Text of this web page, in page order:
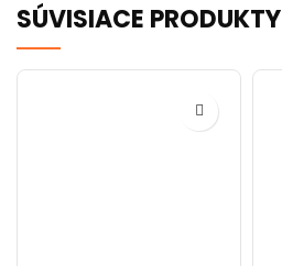
SÚVISIACE PRODUKTY